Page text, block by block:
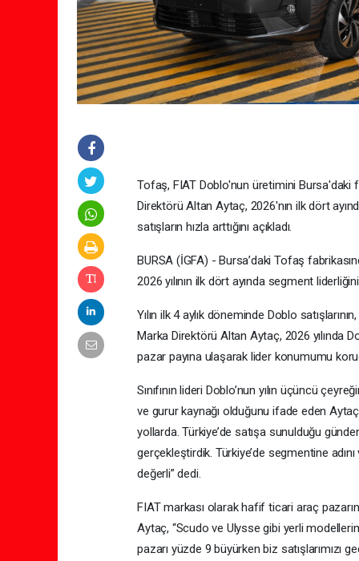
Tofaş, FIAT Doblo'nun üretimini Bursa'daki
Direktörü Altan Aytaç, 2026'nın ilk dört
satışların hızla arttığını açıkladı.
BURSA (İGFA) - Bursa’daki Tofaş
2026 yılının ilk dört ayında segment
Yılın ilk 4 aylık döneminde Doblo
Marka Direktörü Altan Aytaç, 2026 yılında
pazar payına ulaşarak lider konumumu
Sınıfının lideri Doblo’nun yılın üçüncü
ve gurur kaynağı olduğunu ifade eden
yollarda. Türkiye’de satışa sunulduğu
gerçekleştirdik. Türkiye’de segmentine
değerli” dedi.
FIAT markası olarak hafif ticari araç
Aytaç, “Scudo ve Ulysse gibi yerli
pazarı yüzde 9 büyürken biz satışlarımızı